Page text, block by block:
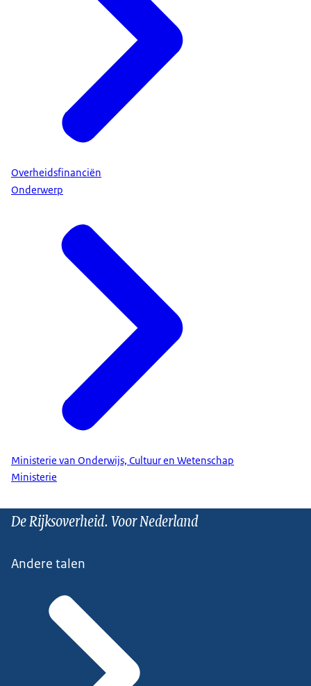
Overheidsfinanciën
Onderwerp
Ministerie van Onderwijs, Cultuur en Wetenschap
Ministerie
De Rijksoverheid. Voor Nederland
Andere talen